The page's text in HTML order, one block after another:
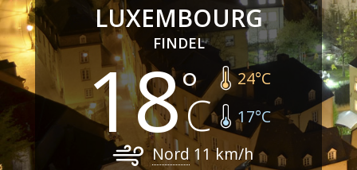
LUXEMBOURG
FINDEL
18 24°C
17°C
Nord 11km/h